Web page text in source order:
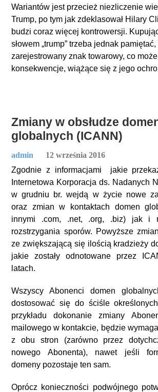
Wariantów jest przecież niezliczenie
Trump, po tym jak zdeklasował Hilary
budzi coraz więcej kontrowersji.
słowem „trump” trzeba jednak
zarejestrowany znak towarowy, co
konsekwencje, wiążące się z jego
Zmiany w obsłudze
globalnych (ICANN)
admin
12 września 2016
Zgodnie z informacjami jakie
Internetowa Korporacja ds. Nadanych
w grudniu br. wejdą w życie nowe
oraz zmian w kontaktach domen
innymi .com, .net, .org, .biz) jak i
rozstrzygania sporów. Powyższe
ze zwiększającą się ilością kradzieży
jakie zostały odnotowane przez
latach.
Wszyscy Abonenci domen
dostosować się do ściśle
przykładu dokonanie zmiany
mailowego w kontakcie, będzie
z obu stron (zarówno przez
nowego Abonenta), nawet jeśli
domeny pozostaje ten sam.
Oprócz konieczności podwójnego